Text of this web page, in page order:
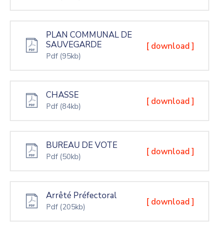
PLAN COMMUNAL DE
SAUVEGARDE
Pdf (95kb)
[ download ]
CHASSE
Pdf (84kb) [ download ]
BUREAU DE VOTE
Pdf (50kb) [ download ]
Arrêté Préfectoral
Pdf (205kb) [ download ]